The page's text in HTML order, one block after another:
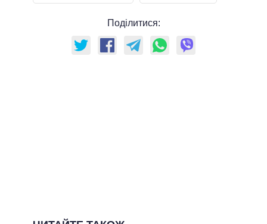
Поділитися: